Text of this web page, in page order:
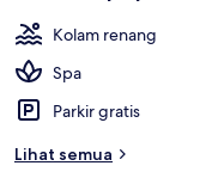
Kolam renang
Spa
Parkir gratis
Lihat semua